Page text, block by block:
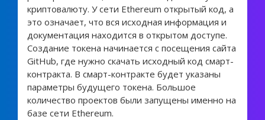
криптовалюту. У сети Ethereum открытый код, а
это означает, что вся исходная информация и
документация находится в открытом доступе.
Создание токена начинается с посещения сайта
GitHub, где нужно скачать исходный код смарт-
контракта. В смарт-контракте будет указаны
параметры будущего токена. Большое
количество проектов были запущены именно на
базе сети Ethereum.